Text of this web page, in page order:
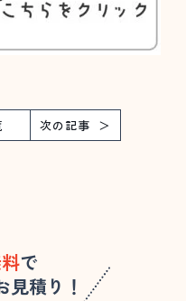
次の記事
で
見積り！